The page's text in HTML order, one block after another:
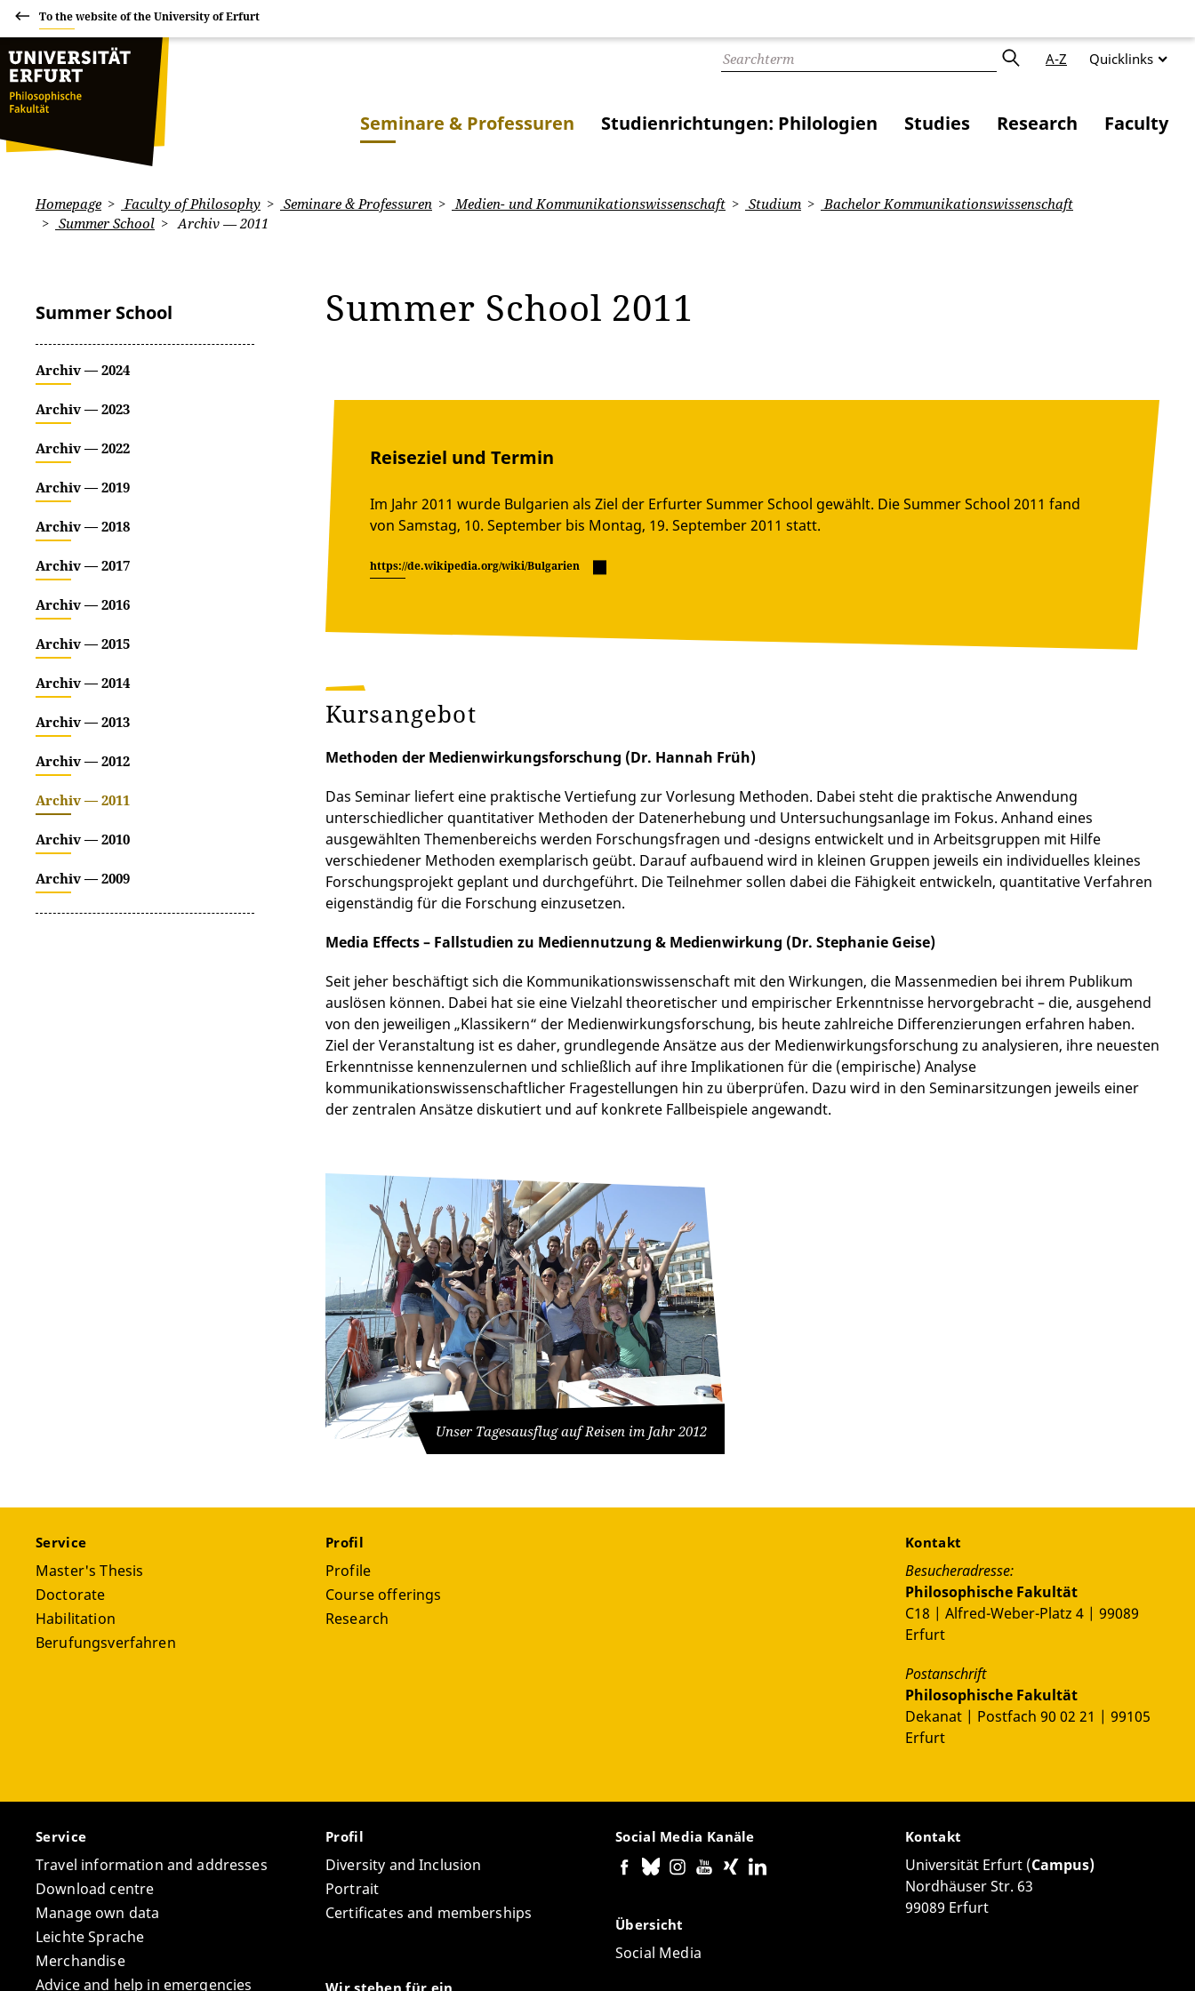
To the website of the University of Erfurt
A-Z Quicklinks
Seminare & Professuren Studienrichtungen: Philologien Studies Research Faculty
Homepage Faculty of Philosophy Seminare & Professuren Medien- und Kommunikationswissenschaft Studium
Bachelor Kommunikationswissenschaft
Summer School
Archiv — 2011
Summer School
Archiv — 2024
Archiv — 2023
Archiv — 2022
Archiv — 2019
Archiv — 2018
Archiv — 2017
Archiv — 2016
Archiv — 2015
Archiv — 2014
Archiv — 2013
Archiv — 2012
Archiv — 2011
Archiv — 2010
Archiv — 2009
Summer School 2011
Reiseziel und Termin
Im Jahr 2011 wurde Bulgarien als Ziel der Erfurter Summer School gewählt. Die Summer School 2011 fand
von Samstag, 10. September bis Montag, 19. September 2011 statt.
https://de.wikipedia.org/wiki/Bulgarien
Kursangebot
Methoden der Medienwirkungsforschung (Dr. Hannah Früh)
Das Seminar liefert eine praktische Vertiefung zur Vorlesung Methoden. Dabei steht die praktische Anwendung
unterschiedlicher quantitativer Methoden der Datenerhebung und Untersuchungsanlage im Fokus. Anhand eines
ausgewählten Themenbereichs werden Forschungsfragen und -designs entwickelt und in Arbeitsgruppen mit Hilfe
verschiedener Methoden exemplarisch geübt. Darauf aufbauend wird in kleinen Gruppen jeweils ein individuelles kleines
Forschungsprojekt geplant und durchgeführt. Die Teilnehmer sollen dabei die Fähigkeit entwickeln, quantitative Verfahren
eigenständig für die Forschung einzusetzen.
Media Effects – Fallstudien zu Mediennutzung & Medienwirkung (Dr. Stephanie Geise)
Seit jeher beschäftigt sich die Kommunikationswissenschaft mit den Wirkungen, die Massenmedien bei ihrem Publikum
auslösen können. Dabei hat sie eine Vielzahl theoretischer und empirischer Erkenntnisse hervorgebracht – die, ausgehend
von den jeweiligen „Klassikern“ der Medienwirkungsforschung, bis heute zahlreiche Differenzierungen erfahren haben.
Ziel der Veranstaltung ist es daher, grundlegende Ansätze aus der Medienwirkungsforschung zu analysieren, ihre neuesten
Erkenntnisse kennenzulernen und schließlich auf ihre Implikationen für die (empirische) Analyse
kommunikationswissenschaftlicher Fragestellungen hin zu überprüfen. Dazu wird in den Seminarsitzungen jeweils einer
der zentralen Ansätze diskutiert und auf konkrete Fallbeispiele angewandt.
Unser Tagesausflug auf Reisen im Jahr 2012
Service
Master's Thesis
Doctorate
Habilitation
Berufungsverfahren
Profil
Profile
Course offerings
Research
Kontakt
Besucheradresse:
Philosophische Fakultät
C18 | Alfred-Weber-Platz 4 | 99089
Erfurt
Postanschrift
Philosophische Fakultät
Dekanat | Postfach 90 02 21 | 99105
Erfurt
Service
Travel information and addresses
Download centre
Manage own data
Leichte Sprache
Merchandise
Advice and help in emergencies
Profil
Diversity and Inclusion
Portrait
Certificates and memberships
Social Media Kanäle
Übersicht
Social Media
Kontakt
Universität Erfurt (Campus)
Nordhäuser Str. 63
99089 Erfurt